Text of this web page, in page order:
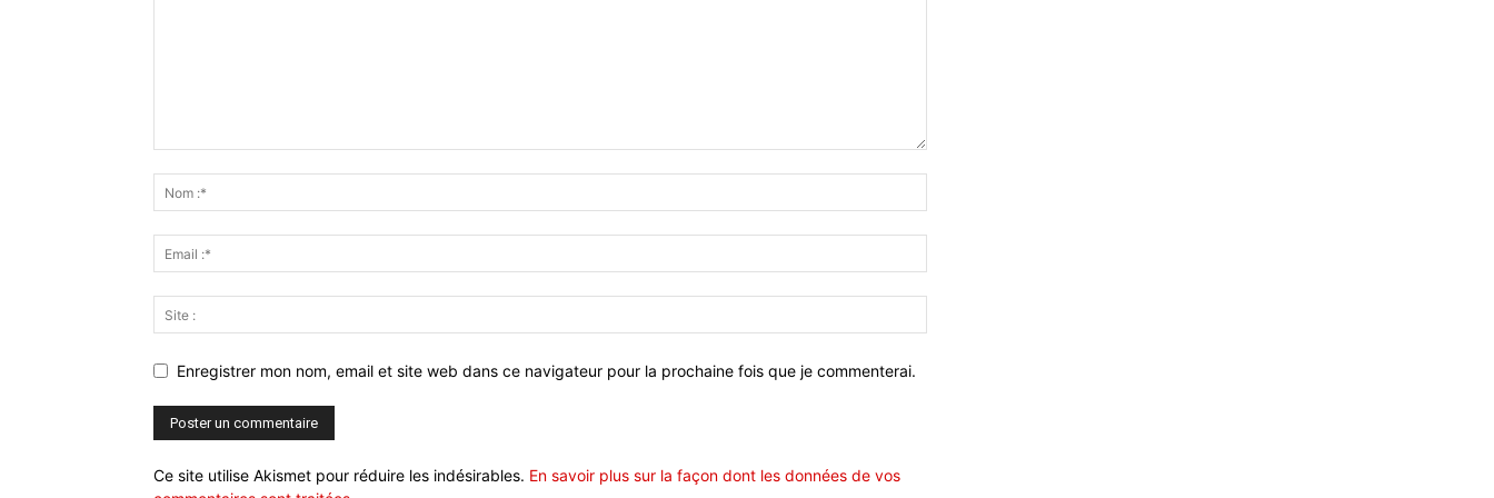
Enregistrer mon nom, email et site web dans ce navigateur pour la prochaine fois que je commenterai.
Ce site utilise Akismet pour réduire les indésirables. En savoir plus sur la façon dont les données de vos